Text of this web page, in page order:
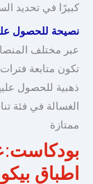
كبيرًا في تحديد
نصيحة للحصول
عبر مختلف
تكون متابعة
ذهبية للحصول
الغسالة في فئة
ممتازة
بودكاست:
اطباق بيكو 10 فرد